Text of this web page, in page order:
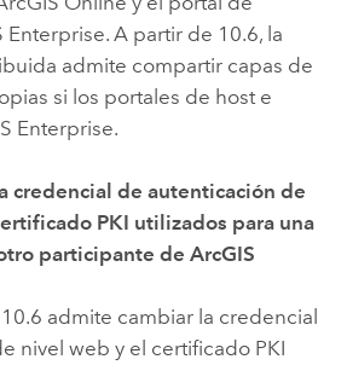
Enterprise. A partir de 10.6, la
admite compartir capas de
si los portales de host e
Enterprise.
credencial de autenticación de
PKI utilizados para una
participante de ArcGIS
10.6 admite cambiar la credencial
nivel web y el certificado PKI